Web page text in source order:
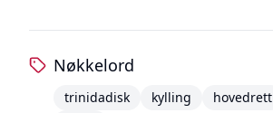
Nøkkelord
trinidadisk kylling hovedrett